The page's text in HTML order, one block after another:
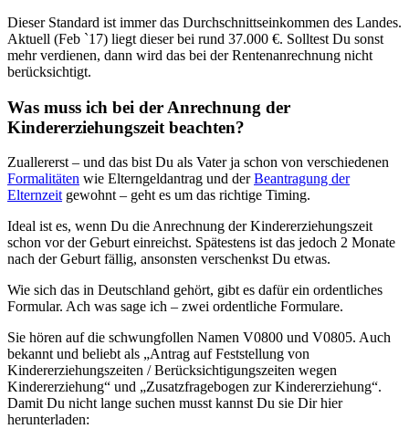
Dieser Standard ist immer das Durchschnittseinkommen des Landes.
Aktuell (Feb `17) liegt dieser bei rund 37.000 €. Solltest Du sonst
mehr verdienen, dann wird das bei der Rentenanrechnung nicht
berücksichtigt.
Was muss ich bei der Anrechnung der
Kindererziehungszeit beachten?
Zuallererst – und das bist Du als Vater ja schon von verschiedenen
Formalitäten wie Elterngeldantrag und derBeantragung der
Elternzeitgewohnt – geht es um das richtige Timing.
Ideal ist es, wenn Du die Anrechnung der Kindererziehungszeit
schon vor der Geburt einreichst. Spätestens ist das jedoch 2 Monate
nach der Geburt fällig, ansonsten verschenkst Du etwas.
Wie sich das in Deutschland gehört, gibt es dafür ein ordentliches
Formular. Ach was sage ich – zwei ordentliche Formulare.
Sie hören auf die schwungfollen Namen V0800 und V0805. Auch
bekannt und beliebt als „Antrag auf Feststellung von
Kindererziehungszeiten / Berücksichtigungszeiten wegen
Kindererziehung“ und „Zusatzfragebogen zur Kindererziehung“.
Damit Du nicht lange suchen musst kannst Du sie Dir hier
herunterladen: